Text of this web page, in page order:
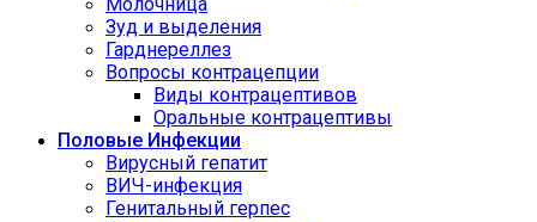
Зуд и выделения
Гарднереллез
Вопросы контрацепции
Виды контрацептивов
Оральные контрацептивы
Половые Инфекции
Вирусный гепатит
ВИЧ-инфекция
Генитальный герпес